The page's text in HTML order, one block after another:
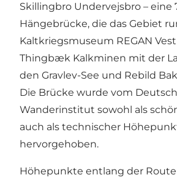
Skillingbro Undervejsbro – eine
Hängebrücke, die das Gebiet
Kaltkriegsmuseum REGAN
Thingbæk Kalkminen mit der
den Gravlev-See und Rebild
Die Brücke wurde vom
Wanderinstitut sowohl als
auch als technischer
hervorgehoben.
Höhepunkte entlang der Route